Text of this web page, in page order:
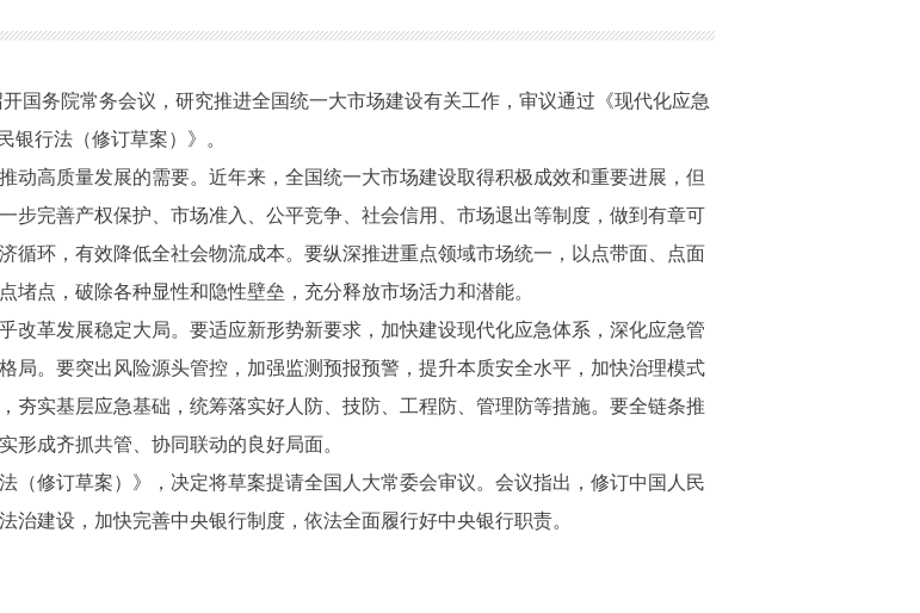
务院常务会议，研究推进全国统一大市场建设有关工作，审议通过《现代化应急
银行法（修订草案）》。
高质量发展的需要。近年来，全国统一大市场建设取得积极成效和重要进展，但
步完善产权保护、市场准入、公平竞争、社会信用、市场退出等制度，做到有章可
循环，有效降低全社会物流成本。要纵深推进重点领域市场统一，以点带面、点面
点，破除各种显性和隐性壁垒，充分释放市场活力和潜能。
革发展稳定大局。要适应新形势新要求，加快建设现代化应急体系，深化应急管
局。要突出风险源头管控，加强监测预报预警，提升本质安全水平，加快治理模式
夯实基层应急基础，统筹落实好人防、技防、工程防、管理防等措施。要全链条推
形成齐抓共管、协同联动的良好局面。
修订草案）》，决定将草案提请全国人大常委会审议。会议指出，修订中国人民
建设，加快完善中央银行制度，依法全面履行好中央银行职责。